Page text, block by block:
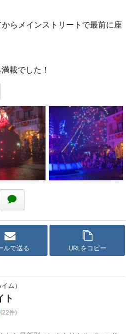
らメインストリートで最前に座
載でした！
ルで送る URLをコピー
ム）
ト
(22件)